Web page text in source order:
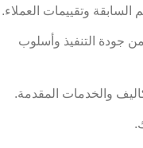
وتقييمات العملاء.
جودة التنفيذ وأسلوب
والخدمات المقدمة.